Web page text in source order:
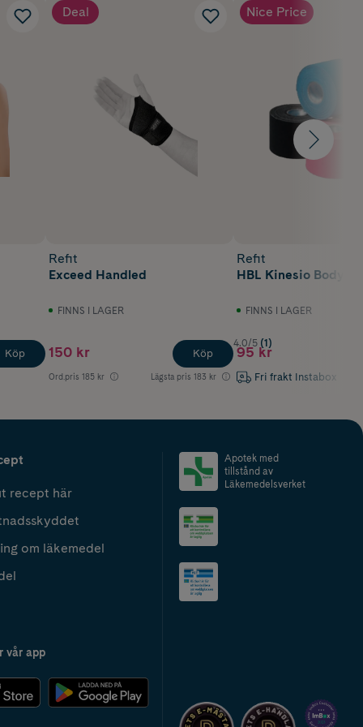
Köp
Deal
Refit
Exceed Handled
FINNS I LAGER
150 kr
Ord.pris 185 kr Lägsta pris 183 kr
Köp
Nice Price
Refit
HBL Kinesio
FINNS I LAGER
4.0/5 (1)
95 kr
Fri frakt Instabox
recept här
om läkemedel
vår app
Apotek med
tillstånd av
Läkemedelsverket